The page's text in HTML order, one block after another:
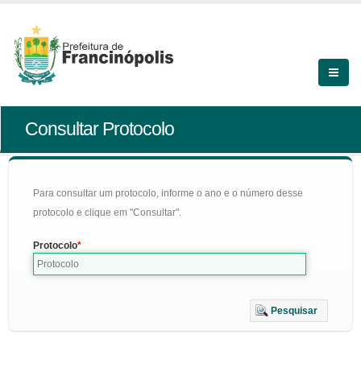
Consultar Protocolo
Para consultar um protocolo, informe o ano e o número desse
protocolo e clique em "Consultar".
Protocolo
Pesquisar